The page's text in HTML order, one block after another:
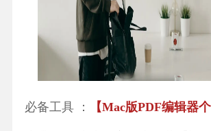
必备工具 ： 【Mac版PDF编辑器个